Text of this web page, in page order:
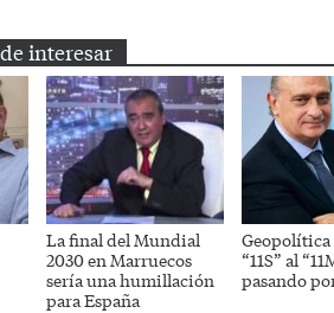
interesar
La final del Mundial
2030 en Marruecos
sería una humillación
para España
Geopolítica
“11S” al
pasando